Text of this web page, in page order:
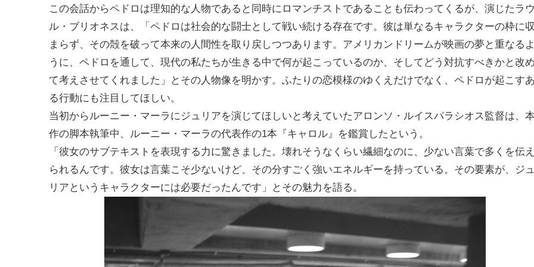
この会話からペドロは理知的な人物であると同時にロマンチストであることも伝わってくるが、演じたラウ
ル・ブリオネスは、「ペドロは社会的な闘士として戦い続ける存在です。彼は単なるキャラクターの枠に収
まらず、その殻を破って本来の人間性を取り戻しつつあります。アメリカンドリームが映画の夢と重なるよ
うに、ペドロを通して、現代の私たちが生きる中で何が起こっているのか、そしてどう対抗すべきかと改め
て考えさせてくれました」とその人物像を明かす。ふたりの恋模様のゆくえだけでなく、ペドロが起こすあ
る行動にも注目してほしい。
当初からルーニー・マーラにジュリアを演じてほしいと考えていたアロンソ・ルイスパラシオス監督は、本
作の脚本執筆中、ルーニー・マーラの代表作の1本『キャロル』を鑑賞したという。
「彼女のサブテキストを表現する力に驚きました。壊れそうなくらい繊細なのに、少ない言葉で多くを伝え
られるんです。彼女は言葉こそ少ないけど、その分すごく強いエネルギーを持っている。その要素が、ジュ
リアというキャラクターには必要だったんです」とその魅力を語る。